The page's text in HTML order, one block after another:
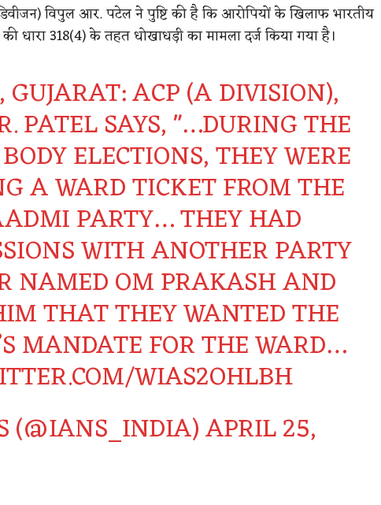
विपुल आर. पटेल ने पुष्टि की है कि आरोपियों के खिलाफ भारतीय
धारा 318(4) के तहत धोखाधड़ी का मामला दर्ज किया गया है।
GUJARAT: ACP (A DIVISION),
PATEL SAYS, "…DURING THE
ELECTIONS, THEY WERE
A WARD TICKET FROM THE
PARTY… THEY HAD
WITH ANOTHER PARTY
NAMED OM PRAKASH AND
THAT THEY WANTED THE
MANDATE FOR THE WARD…
WIAS2OHLBH
APRIL 25,